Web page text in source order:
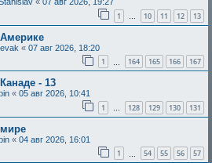
1 … 10 11 12 13
« 07 авг 2026, 18:20
1 164 165 166 167
- 13
« 05 авг 2026, 10:41
1 … 128 129 130 131
« 04 авг 2026, 16:01
1 54 55 56 57